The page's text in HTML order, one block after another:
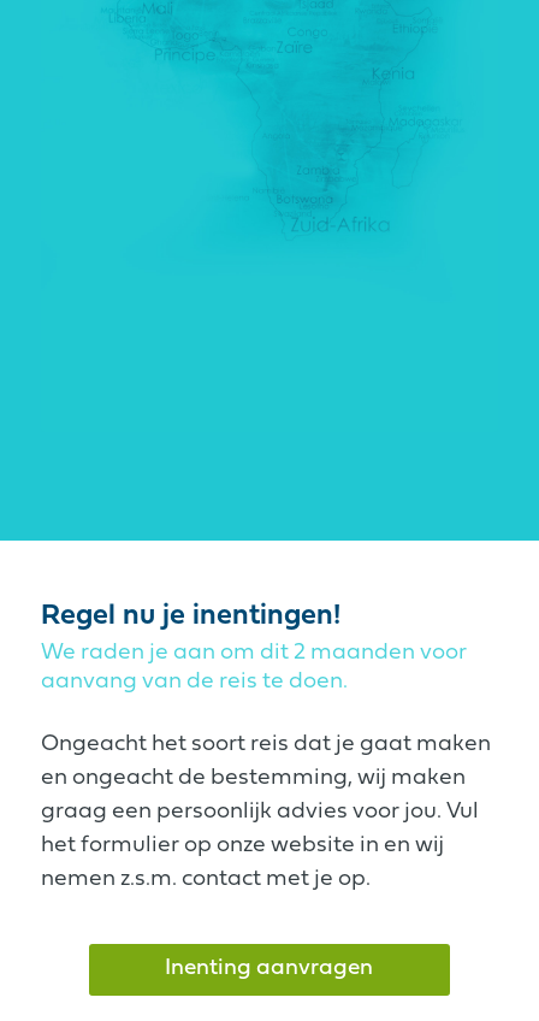
Regel nu je inentingen!
We raden je aan om dit 2 maanden voor
aanvang van de reis te doen.
Ongeacht het soort reis dat je gaat maken
en ongeacht de bestemming, wij maken
graag een persoonlijk advies voor jou. Vul
het formulier op onze website in en wij
nemen z.s.m. contact met je op.
Inenting aanvragen